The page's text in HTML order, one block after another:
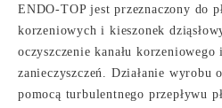
ENDO-TOP jest przeznaczony do
korzeniowych i kieszonek
oczyszczenie kanału
zanieczyszczeń. Działanie wyrobu
pomocą turbulentnego przepływu